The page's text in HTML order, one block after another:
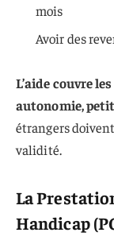
mois
Avoir des
L’aide couvre
autonomie,
étrangers
validité.
La
Handicap